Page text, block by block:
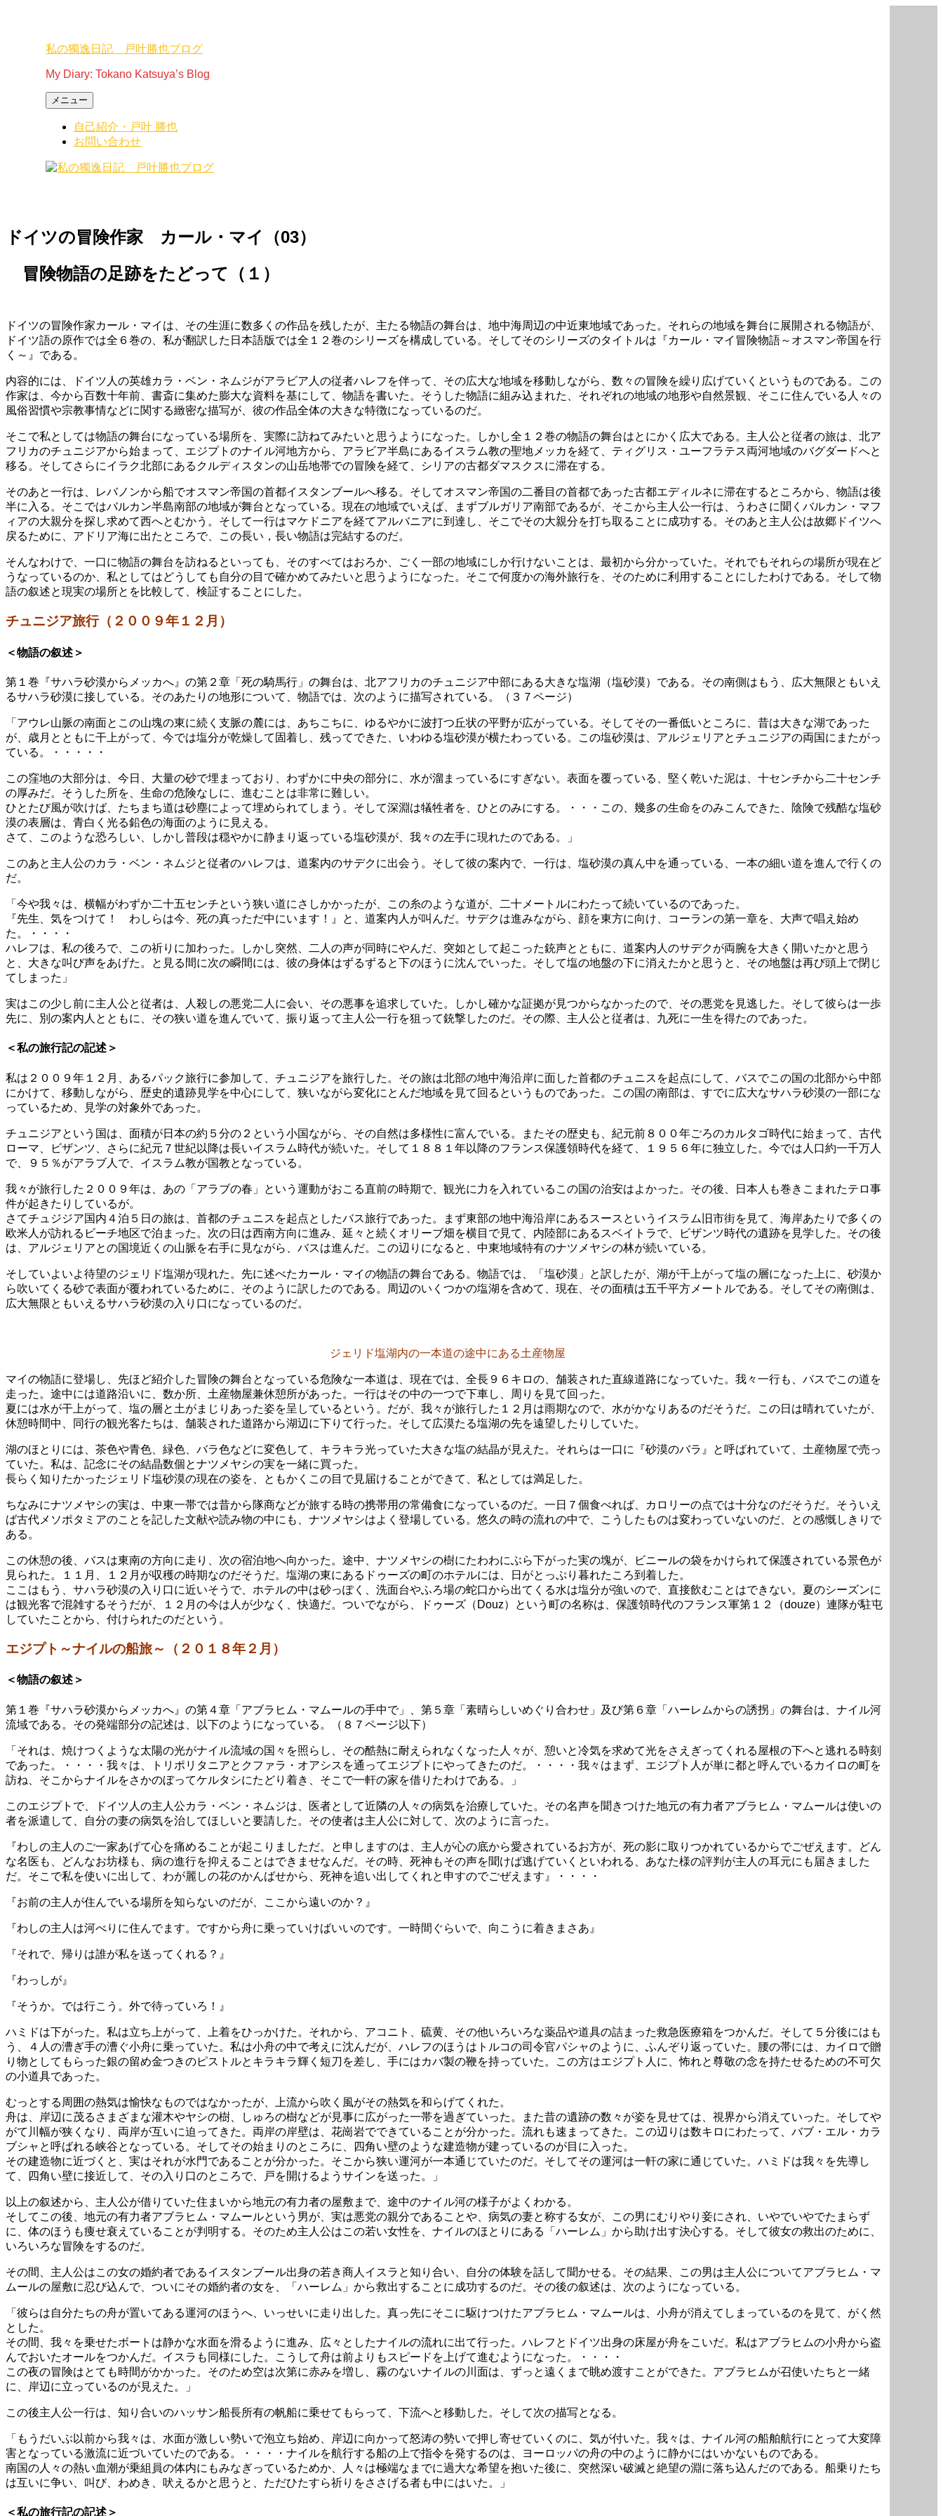
私の獨逸日記 戸叶勝也ブログ
My Diary: Tokano Katsuya’s Blog
メニュー
自己紹介・戸叶 勝也
お問い合わせ
ドイツの冒険作家 カール・マイ（03）
冒険物語の足跡をたどって（１）
ドイツの冒険作家カール・マイは、その生涯に数多くの作品を残したが、主たる物語の舞台は、地中海周辺の中近東地域であった。それらの地域を舞台に展開される物語が、
ドイツ語の原作では全６巻の、私が翻訳した日本語版では全１２巻のシリーズを構成している。そしてそのシリーズのタイトルは『カール・マイ冒険物語～オスマン帝国を行
く～』である。
内容的には、ドイツ人の英雄カラ・ベン・ネムジがアラビア人の従者ハレフを伴って、その広大な地域を移動しながら、数々の冒険を繰り広げていくというものである。この
作家は、今から百数十年前、書斎に集めた膨大な資料を基にして、物語を書いた。そうした物語に組み込まれた、それぞれの地域の地形や自然景観、そこに住んでいる人々の
風俗習慣や宗教事情などに関する緻密な描写が、彼の作品全体の大きな特徴になっているのだ。
そこで私としては物語の舞台になっている場所を、実際に訪ねてみたいと思うようになった。しかし全１２巻の物語の舞台はとにかく広大である。主人公と従者の旅は、北ア
フリカのチュニジアから始まって、エジプトのナイル河地方から、アラビア半島にあるイスラム教の聖地メッカを経て、ティグリス・ユーフラテス両河地域のバグダードへと
移る。そしてさらにイラク北部にあるクルディスタンの山岳地帯での冒険を経て、シリアの古都ダマスクスに滞在する。
そのあと一行は、レバノンから船でオスマン帝国の首都イスタンブールへ移る。そしてオスマン帝国の二番目の首都であった古都エディルネに滞在するところから、物語は後
半に入る。そこではバルカン半島南部の地域が舞台となっている。現在の地域でいえば、まずブルガリア南部であるが、そこから主人公一行は、うわさに聞くバルカン・マフ
ィアの大親分を探し求めて西へとむかう。そして一行はマケドニアを経てアルバニアに到達し、そこでその大親分を打ち取ることに成功する。そのあと主人公は故郷ドイツへ
戻るために、アドリア海に出たところで、この長い，長い物語は完結するのだ。
そんなわけで、一口に物語の舞台を訪ねるといっても、そのすべてはおろか、ごく一部の地域にしか行けないことは、最初から分かっていた。それでもそれらの場所が現在ど
うなっているのか、私としてはどうしても自分の目で確かめてみたいと思うようになった。そこで何度かの海外旅行を、そのために利用することにしたわけである。そして物
語の叙述と現実の場所とを比較して、検証することにした。
チュニジア旅行（２００９年１２月）
＜物語の叙述＞
第１巻『サハラ砂漠からメッカへ』の第２章「死の騎馬行」の舞台は、北アフリカのチュニジア中部にある大きな塩湖（塩砂漠）である。その南側はもう、広大無限ともいえ
るサハラ砂漠に接している。そのあたりの地形について、物語では、次のように描写されている。（３７ページ）
「アウレ山脈の南面とこの山塊の東に続く支脈の麓には、あちこちに、ゆるやかに波打つ丘状の平野が広がっている。そしてその一番低いところに、昔は大きな湖であった
が、歳月とともに干上がって、今では塩分が乾燥して固着し、残ってできた、いわゆる塩砂漠が横たわっている。この塩砂漠は、アルジェリアとチュニジアの両国にまたがっ
ている。・・・・・
この窪地の大部分は、今日、大量の砂で埋まっており、わずかに中央の部分に、水が溜まっているにすぎない。表面を覆っている、堅く乾いた泥は、十センチから二十センチ
の厚みだ。そうした所を、生命の危険なしに、進むことは非常に難しい。
ひとたび風が吹けば、たちまち道は砂塵によって埋められてしまう。そして深淵は犠牲者を、ひとのみにする。・・・この、幾多の生命をのみこんできた、陰険で残酷な塩砂
漠の表層は、青白く光る鉛色の海面のように見える。
さて、このような恐ろしい、しかし普段は穏やかに静まり返っている塩砂漠が、我々の左手に現れたのである。」
このあと主人公のカラ・ベン・ネムジと従者のハレフは、道案内のサデクに出会う。そして彼の案内で、一行は、塩砂漠の真ん中を通っている、一本の細い道を進んで行くの
だ。
「今や我々は、横幅がわずか二十五センチという狭い道にさしかかったが、この糸のような道が、二十メートルにわたって続いているのであった。
『先生、気をつけて！ わしらは今、死の真っただ中にいます！』と、道案内人が叫んだ。サデクは進みながら、顔を東方に向け、コーランの第一章を、大声で唱え始め
た。・・・・
ハレフは、私の後ろで、この祈りに加わった。しかし突然、二人の声が同時にやんだ、突如として起こった銃声とともに、道案内人のサデクが両腕を大きく開いたかと思う
と、大きな叫び声をあげた。と見る間に次の瞬間には、彼の身体はずるずると下のほうに沈んでいった。そして塩の地盤の下に消えたかと思うと、その地盤は再び頭上で閉じ
てしまった」
実はこの少し前に主人公と従者は、人殺しの悪党二人に会い、その悪事を追求していた。しかし確かな証拠が見つからなかったので、その悪党を見逃した。そして彼らは一歩
先に、別の案内人とともに、その狭い道を進んでいて、振り返って主人公一行を狙って銃撃したのだ。その際、主人公と従者は、九死に一生を得たのであった。
＜私の旅行記の記述＞
私は２００９年１２月、あるパック旅行に参加して、チュニジアを旅行した。その旅は北部の地中海沿岸に面した首都のチュニスを起点にして、バスでこの国の北部から中部
にかけて、移動しながら、歴史的遺跡見学を中心にして、狭いながら変化にとんだ地域を見て回るというものであった。この国の南部は、すでに広大なサハラ砂漠の一部にな
っているため、見学の対象外であった。
チュニジアという国は、面積が日本の約５分の２という小国ながら、その自然は多様性に富んでいる。またその歴史も、紀元前８００年ごろのカルタゴ時代に始まって、古代
ローマ、ビザンツ、さらに紀元７世紀以降は長いイスラム時代が続いた。そして１８８１年以降のフランス保護領時代を経て、１９５６年に独立した。今では人口約一千万人
で、９５％がアラブ人で、イスラム教が国教となっている。
我々が旅行した２００９年は、あの「アラブの春」という運動がおこる直前の時期で、観光に力を入れているこの国の治安はよかった。その後、日本人も巻きこまれたテロ事
件が起きたりしているが。
さてチュジジア国内４泊５日の旅は、首都のチュニスを起点としたバス旅行であった。まず東部の地中海沿岸にあるスースというイスラム旧市街を見て、海岸あたりで多くの
欧米人が訪れるビーチ地区で泊まった。次の日は西南方向に進み、延々と続くオリーブ畑を横目で見て、内陸部にあるスベイトラで、ビザンツ時代の遺跡を見学した。その後
は、アルジェリアとの国境近くの山脈を右手に見ながら、バスは進んだ。この辺りになると、中東地域特有のナツメヤシの林が続いている。
そしていよいよ待望のジェリド塩湖が現れた。先に述べたカール・マイの物語の舞台である。物語では、「塩砂漠」と訳したが、湖が干上がって塩の層になった上に、砂漠か
ら吹いてくる砂で表面が覆われているために、そのように訳したのである。周辺のいくつかの塩湖を含めて、現在、その面積は五千平方メートルである。そしてその南側は、
広大無限ともいえるサハラ砂漠の入り口になっているのだ。
ジェリド塩湖内の一本道の途中にある土産物屋
マイの物語に登場し、先ほど紹介した冒険の舞台となっている危険な一本道は、現在では、全長９６キロの、舗装された直線道路になっていた。我々一行も、バスでこの道を
走った。途中には道路沿いに、数か所、土産物屋兼休憩所があった。一行はその中の一つで下車し、周りを見て回った。
夏には水が干上がって、塩の層と土がまじりあった姿を呈しているという。だが、我々が旅行した１２月は雨期なので、水がかなりあるのだそうだ。この日は晴れていたが、
休憩時間中、同行の観光客たちは、舗装された道路から湖辺に下りて行った。そして広漠たる塩湖の先を遠望したりしていた。
湖のほとりには、茶色や青色、緑色、バラ色などに変色して、キラキラ光っていた大きな塩の結晶が見えた。それらは一口に『砂漠のバラ』と呼ばれていて、土産物屋で売っ
ていた。私は、記念にその結晶数個とナツメヤシの実を一緒に買った。
長らく知りたかったジェリド塩砂漠の現在の姿を、ともかくこの目で見届けることができて、私としては満足した。
ちなみにナツメヤシの実は、中東一帯では昔から隊商などが旅する時の携帯用の常備食になっているのだ。一日７個食べれば、カロリーの点では十分なのだそうだ。そういえ
ば古代メソポタミアのことを記した文献や読み物の中にも、ナツメヤシはよく登場している。悠久の時の流れの中で、こうしたものは変わっていないのだ、との感慨しきりで
ある。
この休憩の後、バスは東南の方向に走り、次の宿泊地へ向かった。途中、ナツメヤシの樹にたわわにぶら下がった実の塊が、ビニールの袋をかけられて保護されている景色が
見られた。１１月、１２月が収穫の時期なのだそうだ。塩湖の東にあるドゥーズの町のホテルには、日がとっぷり暮れたころ到着した。
ここはもう、サハラ砂漠の入り口に近いそうで、ホテルの中は砂っぽく、洗面台やふろ場の蛇口から出てくる水は塩分が強いので、直接飲むことはできない。夏のシーズンに
は観光客で混雑するそうだが、１２月の今は人が少なく、快適だ。ついでながら、ドゥーズ（Douz）という町の名称は、保護領時代のフランス軍第１２（douze）連隊が駐屯
していたことから、付けられたのだという。
エジプト～ナイルの船旅～（２０１８年２月）
＜物語の叙述＞
第１巻『サハラ砂漠からメッカへ』の第４章「アブラヒム・マムールの手中で」、第５章「素晴らしいめぐり合わせ」及び第６章「ハーレムからの誘拐」の舞台は、ナイル河
流域である。その発端部分の記述は、以下のようになっている。（８７ページ以下）
「それは、焼けつくような太陽の光がナイル流域の国々を照らし、その酷熱に耐えられなくなった人々が、憩いと冷気を求めて光をさえぎってくれる屋根の下へと逃れる時刻
であった。・・・・我々は、トリポリタニアとクファラ・オアシスを通ってエジプトにやってきたのだ。・・・・我々はまず、エジプト人が単に都と呼んでいるカイロの町を
訪ね、そこからナイルをさかのぼってケルタシにたどり着き、そこで一軒の家を借りたわけである。」
このエジプトで、ドイツ人の主人公カラ・ベン・ネムジは、医者として近隣の人々の病気を治療していた。その名声を聞きつけた地元の有力者アブラヒム・マムールは使いの
者を派遣して、自分の妻の病気を治してほしいと要請した。その使者は主人公に対して、次のように言った。
『わしの主人のご一家あげて心を痛めることが起こりましただ。と申しますのは、主人が心の底から愛されているお方が、死の影に取りつかれているからでごぜえます。どん
な名医も、どんなお坊様も、病の進行を抑えることはできませなんだ。その時、死神もその声を聞けば逃げていくといわれる、あなた様の評判が主人の耳元にも届きました
だ。そこで私を使いに出して、わが麗しの花のかんばせから、死神を追い出してくれと申すのでごぜえます』・・・・
『お前の主人が住んでいる場所を知らないのだが、ここから遠いのか？』
『わしの主人は河べりに住んでます。ですから舟に乗っていけばいいのです。一時間ぐらいで、向こうに着きまさあ』
『それで、帰りは誰が私を送ってくれる？』
『わっしが』
『そうか。では行こう。外で待っていろ！』
ハミドは下がった。私は立ち上がって、上着をひっかけた。それから、アコニト、硫黄、その他いろいろな薬品や道具の詰まった救急医療箱をつかんだ。そして５分後にはも
う、４人の漕ぎ手の漕ぐ小舟に乗っていた。私は小舟の中で考えに沈んだが、ハレフのほうはトルコの司令官パシャのように、ふんぞり返っていた。腰の帯には、カイロで贈
り物としてもらった銀の留め金つきのピストルとキラキラ輝く短刀を差し、手にはカバ製の鞭を持っていた。この方はエジプト人に、怖れと尊敬の念を持たせるための不可欠
の小道具であった。
むっとする周囲の熱気は愉快なものではなかったが、上流から吹く風がその熱気を和らげてくれた。
舟は、岸辺に茂るさまざまな灌木やヤシの樹、しゅろの樹などが見事に広がった一帯を過ぎていった。また昔の遺跡の数々が姿を見せては、視界から消えていった。そしてや
がて川幅が狭くなり、両岸が互いに迫ってきた。両岸の岸壁は、花崗岩でできていることが分かった。流れも速まってきた。この辺りは数キロにわたって、バブ・エル・カラ
ブシャと呼ばれる峡谷となっている。そしてその始まりのところに、四角い壁のような建造物が建っているのが目に入った。
その建造物に近づくと、実はそれが水門であることが分かった。そこから狭い運河が一本通じていたのだ。そしてその運河は一軒の家に通じていた。ハミドは我々を先導し
て、四角い壁に接近して、その入り口のところで、戸を開けるようサインを送った。」
以上の叙述から、主人公が借りていた住まいから地元の有力者の屋敷まで、途中のナイル河の様子がよくわかる。
そしてこの後、地元の有力者アブラヒム・マムールという男が、実は悪党の親分であることや、病気の妻と称する女が、この男にむりやり妾にされ、いやでいやでたまらず
に、体のほうも痩せ衰えていることが判明する。そのため主人公はこの若い女性を、ナイルのほとりにある「ハーレム」から助け出す決心する。そして彼女の救出のために、
いろいろな冒険をするのだ。
その間、主人公はこの女の婚約者であるイスタンブール出身の若き商人イスラと知り合い、自分の体験を話して聞かせる。その結果、この男は主人公についてアブラヒム・マ
ムールの屋敷に忍び込んで、ついにその婚約者の女を、「ハーレム」から救出することに成功するのだ。その後の叙述は、次のようになっている。
「彼らは自分たちの舟が置いてある運河のほうへ、いっせいに走り出した。真っ先にそこに駆けつけたアブラヒム・マムールは、小舟が消えてしまっているのを見て、がく然
とした。
その間、我々を乗せたボートは静かな水面を滑るように進み、広々としたナイルの流れに出て行った。ハレフとドイツ出身の床屋が舟をこいだ。私はアブラヒムの小舟から盗
んでおいたオールをつかんだ。イスラも同様にした。こうして舟は前よりもスピードを上げて進むようになった。・・・・
この夜の冒険はとても時間がかかった。そのため空は次第に赤みを増し、霧のないナイルの川面は、ずっと遠くまで眺め渡すことができた。アブラヒムが召使いたちと一緒
に、岸辺に立っているのが見えた。」
この後主人公一行は、知り合いのハッサン船長所有の帆船に乗せてもらって、下流へと移動した。そして次の描写となる。
「もうだいぶ以前から我々は、水面が激しい勢いで泡立ち始め、岸辺に向かって怒涛の勢いで押し寄せていくのに、気が付いた。我々は、ナイル河の船舶航行にとって大変障
害となっている激流に近づいていたのである。・・・・ナイルを航行する船の上で指令を発するのは、ヨーロッパの舟の中のように静かにはいかないものである。
南国の人々の熱い血潮が乗組員の体内にもみなぎっているためか、人々は極端なまでに過大な希望を抱いた後に、突然深い破滅と絶望の淵に落ち込んだのである。船乗りたち
は互いに争い、叫び、わめき、吠えるかと思うと、ただひたすら祈りをささげる者も中にはいた。」
＜私の旅行記の記述＞